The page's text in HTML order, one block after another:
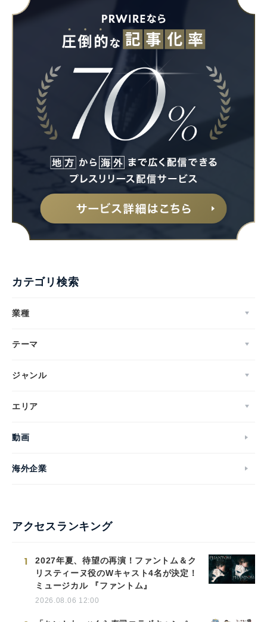
カテゴリ検索
業種
テーマ
ジャンル
エリア
動画
海外企業
アクセスランキング
1
2027年夏、待望の再演！ファントム＆ク
リスティーヌ役のWキャスト4名が決定！
ミュージカル 『ファントム』
2026.08.06 12:00